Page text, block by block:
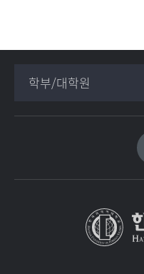
학부/대학원